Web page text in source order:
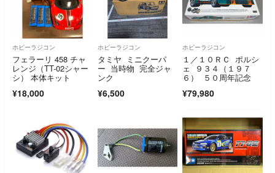
ホビーラジコン
フェラーリ 458 チャ
レンジ（TT-02シャー
シ） 本体キット
¥18,000
ホビーラジコン
タミヤ ミニクーパ
ー 当時物 完全ジャ
ンク
¥6,500
ホビーラジコン
１／１０ＲＣ ポルシ
ェ ９３４（１９７
６） ５０周年記念
¥79,980